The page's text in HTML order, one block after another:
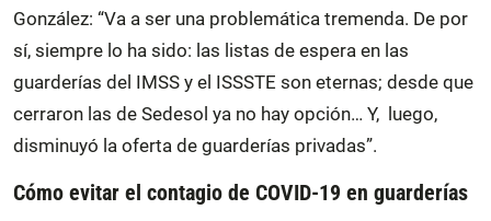
González: “Va a ser una problemática tremenda. De por
sí, siempre lo ha sido: las listas de espera en las
guarderías del IMSS y el ISSSTE son eternas; desde que
cerraron las de Sedesol ya no hay opción… Y, luego,
disminuyó la oferta de guarderías privadas”.
Cómo evitar el contagio de COVID-19 en guarderías